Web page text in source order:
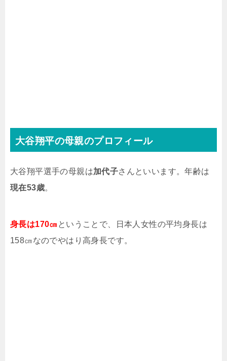
大谷翔平の母親のプロフィール
大谷翔平選手の母親は加代子さんといいます。年齢は
現在53歳。
身長は170㎝ということで、日本人女性の平均身長は
158㎝なのでやはり高身長です。